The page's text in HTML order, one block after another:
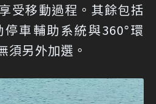
受移動過程。其餘包括
停車輔助系統與360°環
須另外加選。